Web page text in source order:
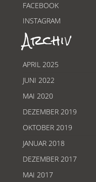
FACEBOOK
INSTAGRAM
Archiv
APRIL 2025
JUNI 2022
MAI 2020
DEZEMBER 2019
OKTOBER 2019
JANUAR 2018
DEZEMBER 2017
MAI 2017